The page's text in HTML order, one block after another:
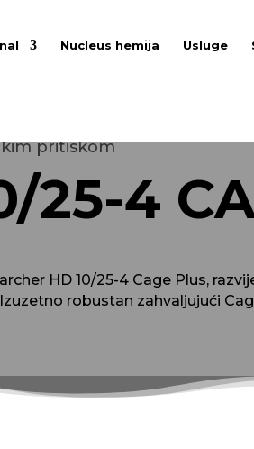
Nucleus hemija Usluge
pritiskom
25-4
HD 10/25-4 Cage Plus,
robustan zahvaljujući